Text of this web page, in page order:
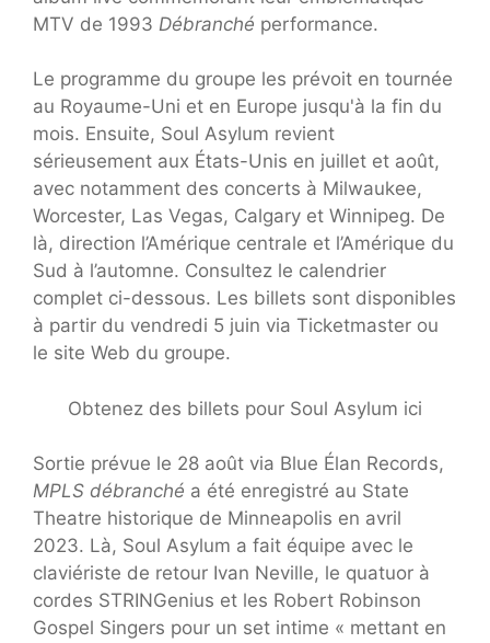
MTV de 1993 Débranché performance.
Le programme du groupe les prévoit en tournée
au Royaume-Uni et en Europe jusqu'à la fin du
mois. Ensuite, Soul Asylum revient
sérieusement aux États-Unis en juillet et août,
avec notamment des concerts à Milwaukee,
Worcester, Las Vegas, Calgary et Winnipeg. De
là, direction l’Amérique centrale et l’Amérique du
Sud à l’automne. Consultez le calendrier
complet ci-dessous. Les billets sont disponibles
à partir du vendredi 5 juin via Ticketmaster ou
le site Web du groupe.
Obtenez des billets pour Soul Asylum ici
Sortie prévue le 28 août via Blue Élan Records,
MPLS débranché a été enregistré au State
Theatre historique de Minneapolis en avril
2023. Là, Soul Asylum a fait équipe avec le
claviériste de retour Ivan Neville, le quatuor à
cordes STRINGenius et les Robert Robinson
Gospel Singers pour un set intime « mettant en